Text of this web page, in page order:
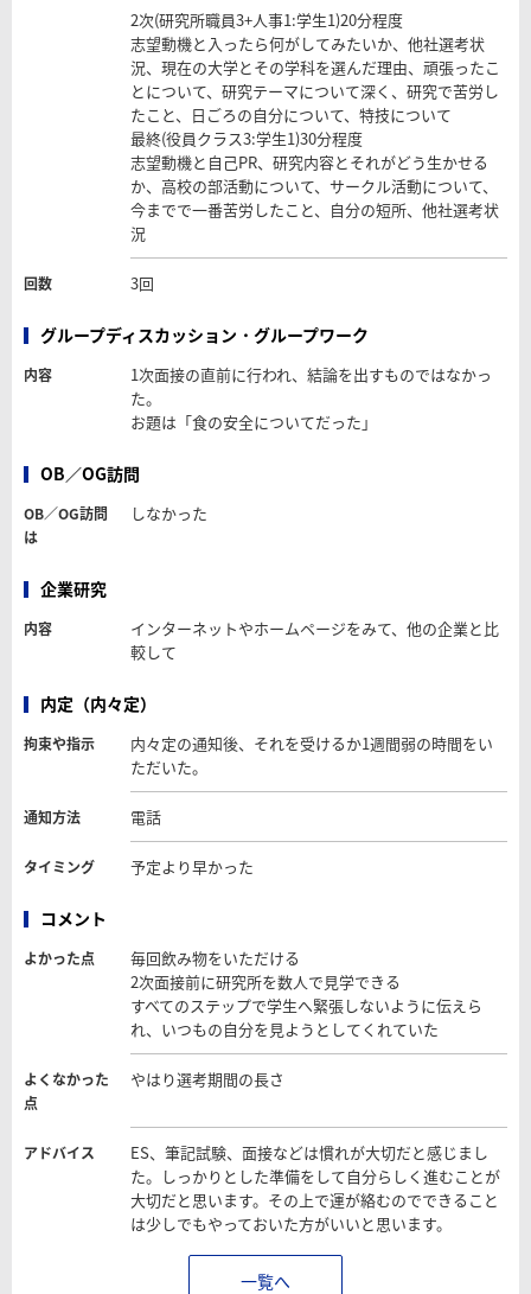
2次(研究所職員3+人事1:学生1)20分程度
志望動機と入ったら何がしてみたいか、他社選考状
況、現在の大学とその学科を選んだ理由、頑張ったこ
とについて、研究テーマについて深く、研究で苦労し
たこと、日ごろの自分について、特技について
最終(役員クラス3:学生1)30分程度
志望動機と自己PR、研究内容とそれがどう生かせる
か、高校の部活動について、サークル活動について、
今までで一番苦労したこと、自分の短所、他社選考状
況
回数 3回
グループディスカッション・グループワーク
内容
1次面接の直前に行われ、結論を出すものではなかっ
た。
お題は「食の安全についてだった」
OB／OG訪問
OB／OG訪問
は
しなかった
企業研究
内容
インターネットやホームページをみて、他の企業と比
較して
内定（内々定）
拘束や指示
内々定の通知後、それを受けるか1週間弱の時間をい
ただいた。
通知方法 電話
タイミング 予定より早かった
コメント
よかった点
毎回飲み物をいただける
2次面接前に研究所を数人で見学できる
すべてのステップで学生へ緊張しないように伝えら
れ、いつもの自分を見ようとしてくれていた
よくなかった
点
やはり選考期間の長さ
アドバイス
ES、筆記試験、面接などは慣れが大切だと感じまし
た。しっかりとした準備をして自分らしく進むことが
大切だと思います。その上で運が絡むのでできること
は少しでもやっておいた方がいいと思います。
一覧へ